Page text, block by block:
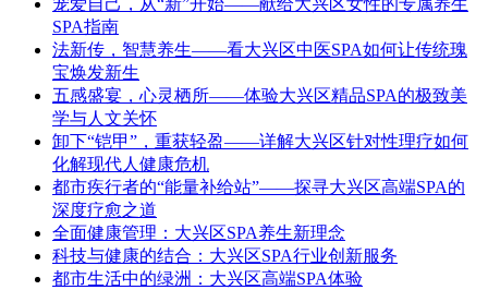
SPA指南
法新传，智慧养生——看大兴区中医SPA如何让传统瑰
宝焕发新生
五感盛宴，心灵栖所——体验大兴区精品SPA的极致美
学与人文关怀
卸下“铠甲”，重获轻盈——详解大兴区针对性理疗如何
化解现代人健康危机
都市疾行者的“能量补给站”——探寻大兴区高端SPA的
深度疗愈之道
全面健康管理：大兴区SPA养生新理念
科技与健康的结合：大兴区SPA行业创新服务
都市生活中的绿洲：大兴区高端SPA体验